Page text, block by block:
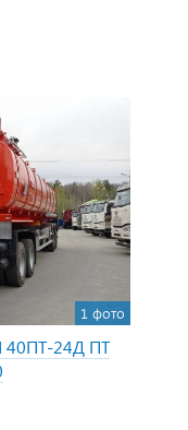
1 фото
40ПТ-24Д ПТ